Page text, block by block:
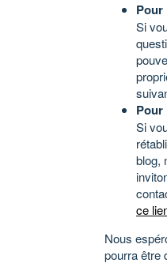
Pour
Si
Pour
Si
blog,
ce
Nous
pourra être